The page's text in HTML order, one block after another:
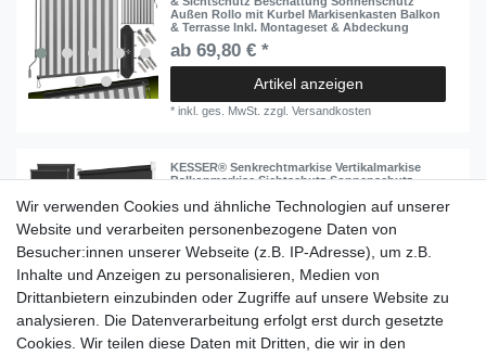
Außen Rollo mit Kurbel Markisenkasten Balkon
& Terrasse Inkl. Montageset & Abdeckung
ab 69,80 € *
Artikel anzeigen
*inkl. ges. MwSt. zzgl.Versandkosten
KESSER® Senkrechtmarkise Vertikalmarkise
Balkonmarkise Sichtschutz Sonnenschutz
und wetterbeständig, für Balkon, Terrasse,
20,80 € *
Artikel anzeigen
*inkl. ges. MwSt.zzgl. Versandkosten
Einkaufen
Wir verwenden Cookies und ähnliche Technologien auf unserer
Website und verarbeiten personenbezogene Daten von
Besucher:innen unserer Webseite (z.B. IP-Adresse), um z.B.
Inhalte und Anzeigen zu personalisieren, Medien von
Drittanbietern einzubinden oder Zugriffe auf unsere Website zu
analysieren. Die Datenverarbeitung erfolgt erst durch gesetzte
Cookies. Wir teilen diese Daten mit Dritten, die wir in den